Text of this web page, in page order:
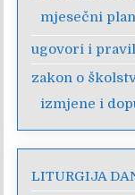
mjesečni
ugovori i
zakon o
izmjene i
LITURGIJA